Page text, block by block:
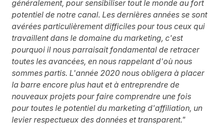
généralement, pour sensibiliser tout le monde au fort
potentiel de notre canal. Les dernières années se sont
avérées particulièrement difficiles pour tous ceux qui
travaillent dans le domaine du marketing, c'est
pourquoi il nous parraisait fondamental de retracer
toutes les avancées, en nous rappelant d'où nous
sommes partis. L'année 2020 nous obligera à placer
la barre encore plus haut et à entreprendre de
nouveaux projets pour faire comprendre une fois
pour toutes le potentiel du marketing d'affiliation, un
levier respectueux des données et transparent."